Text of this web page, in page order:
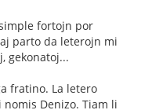
fortojn por
parto da leterojn mi
gekonatoj...
fratino. La letero
Denizo. Tiam li